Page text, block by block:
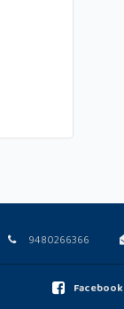
9480266366
Facebook